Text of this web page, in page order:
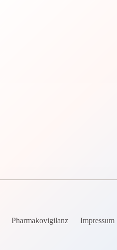
Pharmakovigilanz Impressum